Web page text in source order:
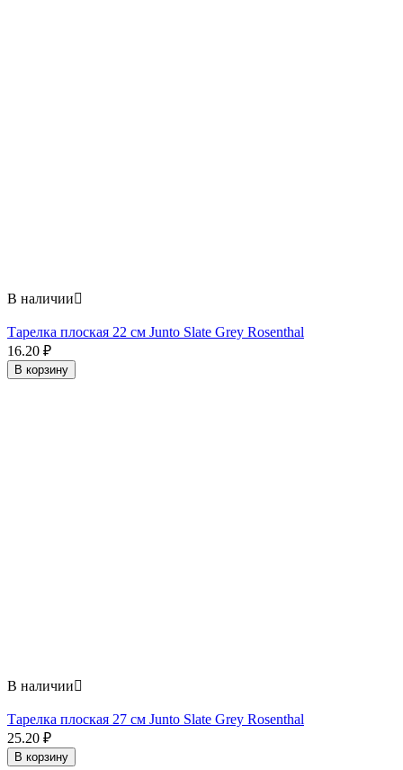
В наличии
Тарелка плоская 22 см Junto Slate Grey Rosenthal
16.20 ₽
В корзину
В наличии
Тарелка плоская 27 см Junto Slate Grey Rosenthal
25.20 ₽
В корзину